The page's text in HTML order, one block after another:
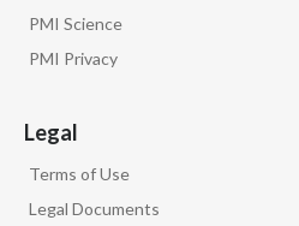
PMI Science
PMI Privacy
Legal
Terms of Use
Legal Documents